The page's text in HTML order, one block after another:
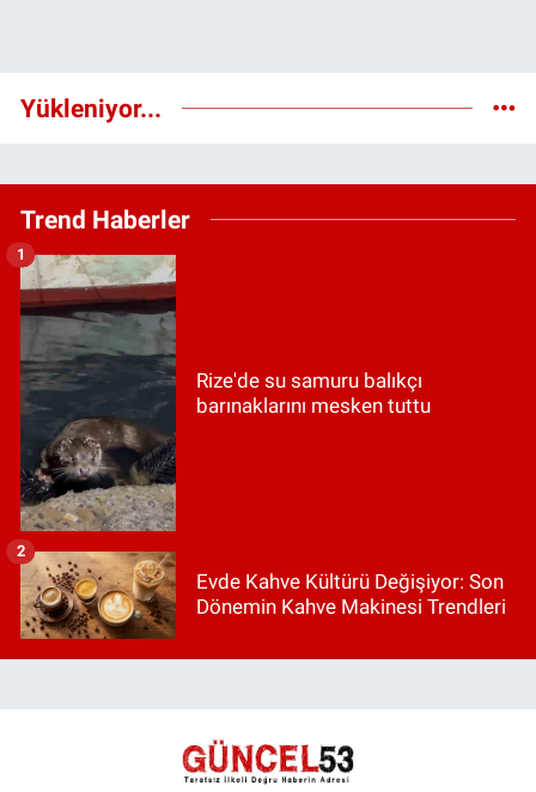
Yükleniyor...
Trend Haberler
Rize'de su samuru balıkçı
barınaklarını mesken tuttu
1
Evde Kahve Kültürü Değişiyor: Son
Dönemin Kahve Makinesi Trendleri
2